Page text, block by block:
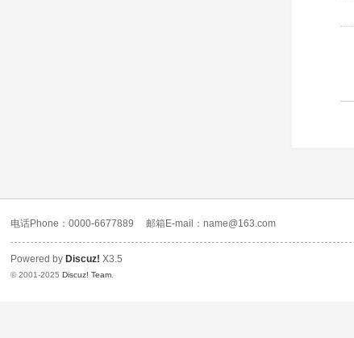
电话Phone：0000-6677889 邮箱E-mail：name@163.com
Powered by Discuz! X3.5
© 2001-2025Discuz! Team